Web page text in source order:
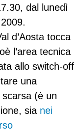
dal lunedì
d’Aosta tocca
l’area tecnica
allo switch-off
una
(è un
sia nei